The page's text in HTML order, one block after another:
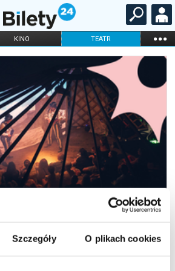
Szczegóły O plikach cookies
KINO TEATR ...
I BALET
STAND-UP
KARNETY
„Objazdowe